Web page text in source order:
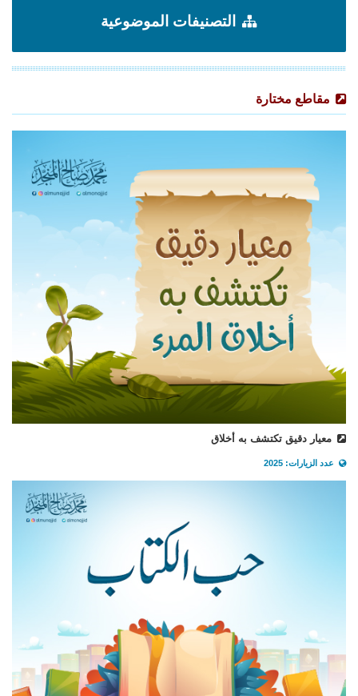
التصنيفات الموضوعية
مقاطع مختارة
معيار دقيق تكتشف به أخلاق
عدد الزيارات: 2025